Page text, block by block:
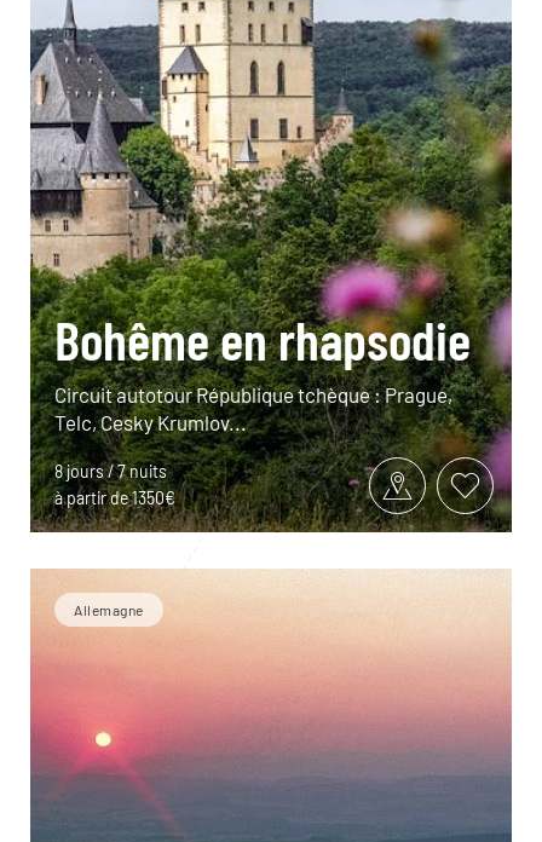
Bohême en rhapsodie
Circuit autotour République tchèque : Prague,
Telc, Cesky Krumlov...
8 jours / 7 nuits
à partir de 1350€
Allemagne